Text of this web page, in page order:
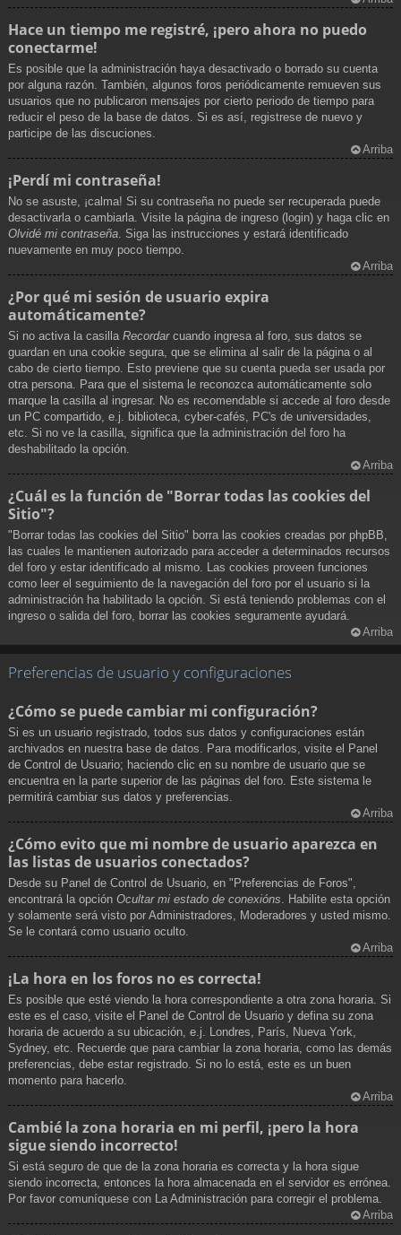
Hace un tiempo me registré, ¡pero ahora no puedo
conectarme!
Es posible que la administración haya desactivado o borrado su cuenta
por alguna razón. También, algunos foros periódicamente remueven sus
usuarios que no publicaron mensajes por cierto periodo de tiempo para
reducir el peso de la base de datos. Si es así, registrese de nuevo y
participe de las discuciones.
Arriba
¡Perdí mi contraseña!
No se asuste, ¡calma! Si su contraseña no puede ser recuperada puede
desactivarla o cambiarla. Visite la página de ingreso (login) y haga clic en
Olvidé mi contraseña . Siga las instrucciones y estará identificado
nuevamente en muy poco tiempo.
Arriba
¿Por qué mi sesión de usuario expira
automáticamente?
Si no activa la casilla Recordarcuando ingresa al foro, sus datos se
guardan en una cookie segura, que se elimina al salir de la página o al
cabo de cierto tiempo. Esto previene que su cuenta pueda ser usada por
otra persona. Para que el sistema le reconozca automáticamente solo
marque la casilla al ingresar. No es recomendable si accede al foro desde
un PC compartido, e.j. biblioteca, cyber-cafés, PC's de universidades,
etc. Si no ve la casilla, significa que la administración del foro ha
deshabilitado la opción.
Arriba
¿Cuál es la función de "Borrar todas las cookies del
Sitio"?
"Borrar todas las cookies del Sitio" borra las cookies creadas por phpBB,
las cuales le mantienen autorizado para acceder a determinados recursos
del foro y estar identificado al mismo. Las cookies proveen funciones
como leer el seguimiento de la navegación del foro por el usuario si la
administración ha habilitado la opción. Si está teniendo problemas con el
ingreso o salida del foro, borrar las cookies seguramente ayudará.
Arriba
Preferencias de usuario y configuraciones
¿Cómo se puede cambiar mi configuración?
Si es un usuario registrado, todos sus datos y configuraciones están
archivados en nuestra base de datos. Para modificarlos, visite el Panel
de Control de Usuario; haciendo clic en su nombre de usuario que se
encuentra en la parte superior de las páginas del foro. Este sistema le
permitirá cambiar sus datos y preferencias.
Arriba
¿Cómo evito que mi nombre de usuario aparezca en
las listas de usuarios conectados?
Desde su Panel de Control de Usuario, en "Preferencias de Foros",
encontrará la opción Ocultar mi estado de conexións. Habilite esta opción
y solamente será visto por Administradores, Moderadores y usted mismo.
Se le contará como usuario oculto.
Arriba
¡La hora en los foros no es correcta!
Es posible que esté viendo la hora correspondiente a otra zona horaria. Si
este es el caso, visite el Panel de Control de Usuario y defina su zona
horaria de acuerdo a su ubicación, e.j. Londres, París, Nueva York,
Sydney, etc. Recuerde que para cambiar la zona horaria, como las demás
preferencias, debe estar registrado. Si no lo está, este es un buen
momento para hacerlo.
Arriba
Cambié la zona horaria en mi perfil, ¡pero la hora
sigue siendo incorrecto!
Si está seguro de que de la zona horaria es correcta y la hora sigue
siendo incorrecta, entonces la hora almacenada en el servidor es errónea.
Por favor comuníquese con La Administración para corregir el problema.
Arriba